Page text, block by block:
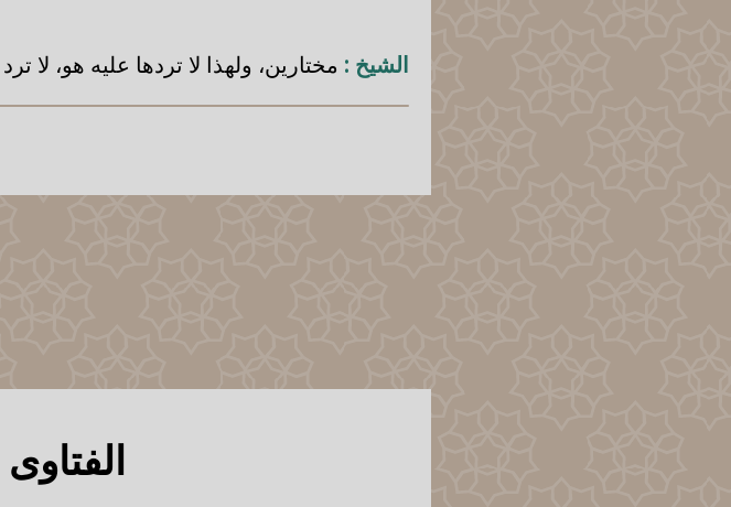
الشيخ : مختارين، ولهذا لا تردها عليه هو، لا